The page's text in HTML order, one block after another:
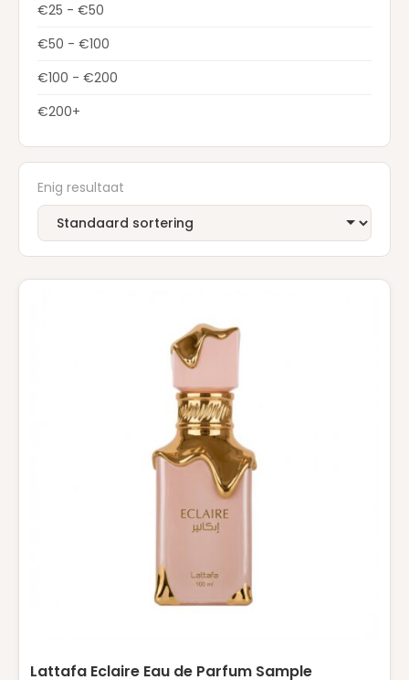
€25 - €50
€50 - €100
€100 - €200
€200+
Enig resultaat
Lattafa Eclaire Eau de Parfum Sample
Dit